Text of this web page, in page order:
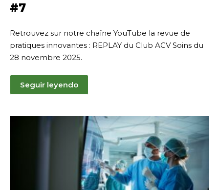
#7
Retrouvez sur notre chaîne YouTube la revue de
pratiques innovantes : REPLAY du Club ACV Soins du
28 novembre 2025.
Seguir leyendo